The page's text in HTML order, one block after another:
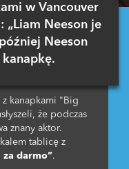
w Vancouver
„Liam Neeson je
Neeson
kanapkami "Big
że podczas
znany aktor.
tablicę z
za darmo”.